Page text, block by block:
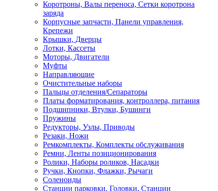
Коротроны, Валы переноса, Сетки коротрона
заряда
Корпусные запчасти, Панели управления,
Крепежи
Крышки, Дверцы
Лотки, Кассеты
Моторы, Двигатели
Муфты
Направляющие
Очистительные наборы
Пальцы отделения/Сепараторы
Платы форматирования, контроллера, питания
Подшипники, Втулки, Бушинги
Пружины
Редукторы, Узлы, Приводы
Резаки, Ножи
Ремкомплекты, Комплекты обслуживания
Ремни, Ленты позиционирования
Ролики, Наборы роликов, Насадки
Ручки, Кнопки, Флажки, Рычаги
Соленоиды
Станции парковки, Головки, Станции